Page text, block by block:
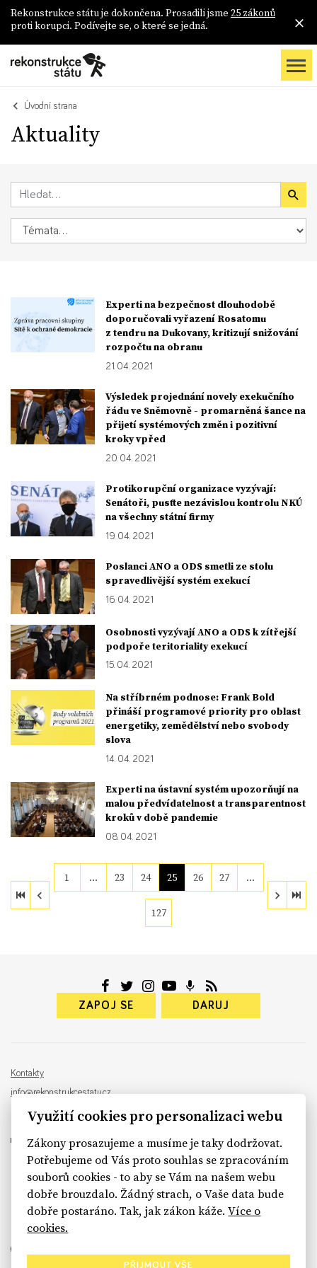
Rekonstrukce státu je dokončena. Prosadili jsme 25 zákonů
proti korupci. Podívejte se, o které se jedná.
Úvodní strana
Aktuality
Experti na bezpečnost dlouhodobě
doporučovali vyřazení Rosatomu
z tendru na Dukovany, kritizují snižování
rozpočtu na obranu
21. 04. 2021
Výsledek projednání novely exekučního
řádu ve Sněmovně - promarněná šance na
přijetí systémových změn i pozitivní
kroky vpřed
20. 04. 2021
Protikorupční organizace vyzývají:
Senátoři, pusťte nezávislou kontrolu NKÚ
na všechny státní firmy
19. 04. 2021
Poslanci ANO a ODS smetli ze stolu
spravedlivější systém exekucí
16. 04. 2021
Osobnosti vyzývají ANO a ODS k zítřejší
podpoře teritoriality exekucí
15. 04. 2021
Na stříbrném podnose: Frank Bold
přináší programové priority pro oblast
energetiky, zemědělství nebo svobody
slova
14. 04. 2021
Experti na ústavní systém upozorňují na
malou předvídatelnost a transparentnost
kroků v době pandemie
08. 04. 2021
1 … 23 24 25 26 27 …
127
ZAPOJ SE DARUJ
Kontakty
info@rekonstrukcestatu.cz
Návrh a vývoj: Sinfin , ilustrace:
sinfin.digital
Využití cookies pro personalizaci webu
Zákony prosazujeme a musíme je taky dodržovat.
Potřebujeme od Vás proto souhlas se zpracováním
souborů cookies - to aby se Vám na našem webu
dobře brouzdalo. Žádný strach, o Vaše data bude
dobře postaráno. Tak, jak zákon káže.Více o
cookies.
PŘIJMOUT VŠE